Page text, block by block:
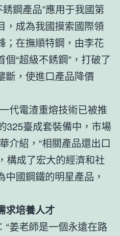
鋼產品”應用于我國第
，成為我國摸索國際領
；在撫順特鋼，由李花
“超級不銹鋼”，打破了
斷，使進口產品降價
代電渣重熔技術已被推
325臺成套裝備中，市場
介紹，“相關產品還出口
構成了宏大的經濟和社
國鋼鐵的明星產品，
求培養人才
“姜老師是一個永遠在路